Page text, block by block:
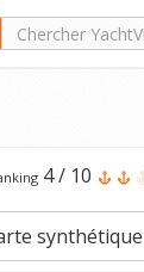
4/ 10
synthétique